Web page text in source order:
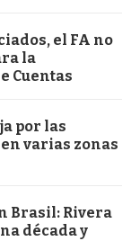
el FA no
la
Cuentas
por las
varias zonas
Brasil: Rivera
década y